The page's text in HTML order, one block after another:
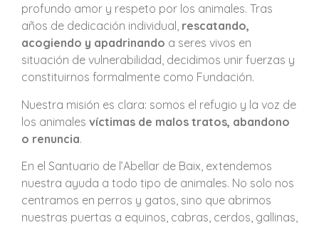
profundo amor y respeto por los animales. Tras
años de dedicación individual, rescatando,
acogiendo y apadrinando a seres vivos en
situación de vulnerabilidad, decidimos unir fuerzas y
constituirnos formalmente como Fundación.
Nuestra misión es clara: somos el refugio y la voz de
los animales víctimas de malos tratos, abandono
o renuncia.
En el Santuario de l’Abellar de Baix, extendemos
nuestra ayuda a todo tipo de animales. No solo nos
centramos en perros y gatos, sino que abrimos
nuestras puertas a equinos, cabras, cerdos, gallinas,